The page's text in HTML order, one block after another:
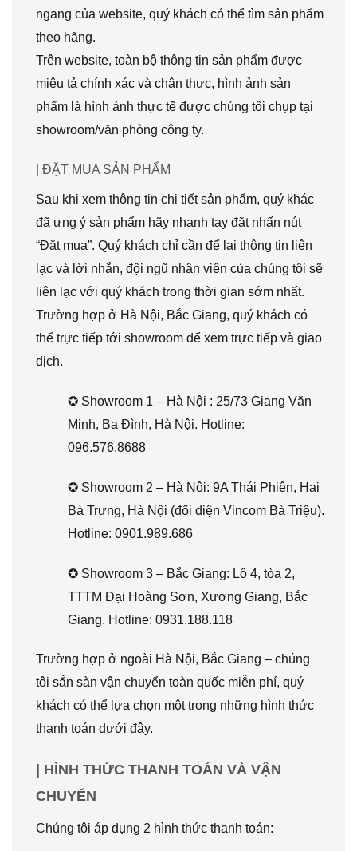
ngang của website, quý khách có thể tìm sản phẩm
theo hãng.
Trên website, toàn bộ thông tin sản phẩm được
miêu tả chính xác và chân thực, hình ảnh sản
phẩm là hình ảnh thực tế được chúng tôi chụp tại
showroom/văn phòng công ty.
| ĐẶT MUA SẢN PHẨM
Sau khi xem thông tin chi tiết sản phẩm, quý khác
đã ưng ý sản phẩm hãy nhanh tay đặt nhấn nút
“Đặt mua”. Quý khách chỉ cần để lại thông tin liên
lạc và lời nhắn, đội ngũ nhân viên của chúng tôi sẽ
liên lạc với quý khách trong thời gian sớm nhất.
Trường hợp ở Hà Nội, Bắc Giang, quý khách có
thể trực tiếp tới showroom để xem trực tiếp và giao
dịch.
✪ Showroom 1 – Hà Nội : 25/73 Giang Văn
Minh, Ba Đình, Hà Nội. Hotline:
096.576.8688
✪ Showroom 2 – Hà Nội: 9A Thái Phiên, Hai
Bà Trưng, Hà Nội (đối diện Vincom Bà Triệu).
Hotline: 0901.989.686
✪ Showroom 3 – Bắc Giang: Lô 4, tòa 2,
TTTM Đại Hoàng Sơn, Xương Giang, Bắc
Giang. Hotline: 0931.188.118
Trường hợp ở ngoài Hà Nội, Bắc Giang – chúng
tôi sẵn sàn vận chuyển toàn quốc miễn phí, quý
khách có thể lựa chọn một trong những hình thức
thanh toán dưới đây.
| HÌNH THỨC THANH TOÁN VÀ VẬN
CHUYỂN
Chúng tôi áp dụng 2 hình thức thanh toán: